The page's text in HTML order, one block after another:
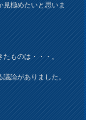
見極めたいと思いま
たものは・・・。
議論がありました。